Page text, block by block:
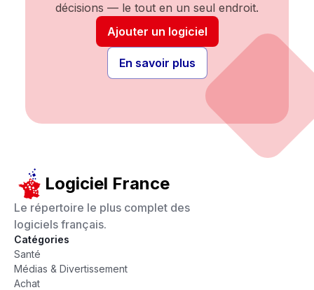
décisions — le tout en un seul endroit.
Ajouter un logiciel
En savoir plus
Logiciel France
Le répertoire le plus complet des
logiciels français.
Catégories
Santé
Médias & Divertissement
Achat